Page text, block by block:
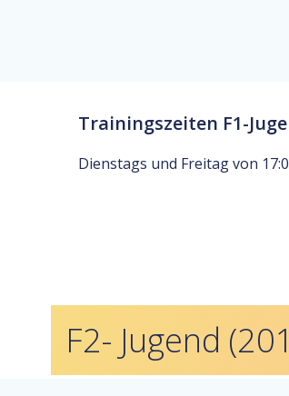
Trainingszeiten F1-
Dienstags und Freitag von
F2- Jugend